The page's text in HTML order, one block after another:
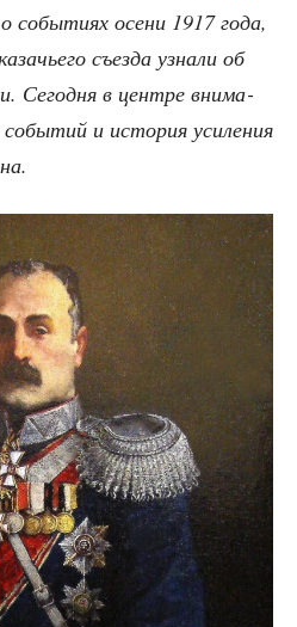
собы­ти­ях осе­ни 1917 года,
съез­да узна­ли об
Сего­дня в цен­тре вни­ма­
и исто­рия уси­ле­ния